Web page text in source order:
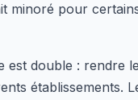
minoré pour
est double : rendre
établissements.